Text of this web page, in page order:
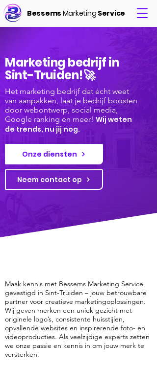
Bessems Marketing Service
Marketing bedrijf in
Sint-Truiden!🚀
Het marketing bedrijf dat écht weet
van aanpakken, laat je bedrijf boosten
door webontwerp, social media,
Google ranking en meer! Wij weten
de trends, nu jij nog.
Onze diensten
Neem contact op
Maak kennis met Bessems Marketing Service,
gevestigd in Sint-Truiden – jouw betrouwbare
partner voor creatieve marketingoplossingen.
Wij geven merken een uniek gezicht met
originele logo’s, consistente huisstijlen,
opvallende websites en inspirerende foto- en
videoproducties. Als veelzijdige experts zetten
we onze passie en kennis in om jouw merk te
versterken.